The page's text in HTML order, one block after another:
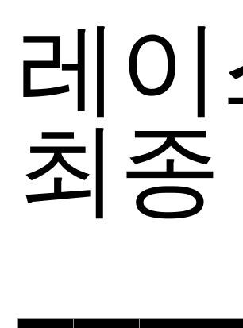
레
최종